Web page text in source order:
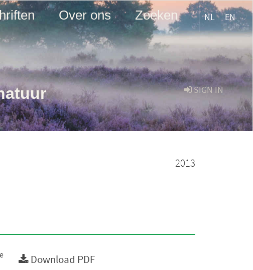
Over ons Zoeken NL EN
SIGN IN
2013
Download PDF